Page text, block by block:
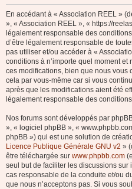
En accédant à « Association REEL »
», « Association REEL », « https://
légalement responsable des
d’être légalement responsable de
pas utiliser et/ou accéder à «
conditions à n’importe quel moment
ces modifications, bien que nous
cela par vous-même car si vous
après que les modifications aient été
légalement responsable des
Nos forums sont développés par
», « logiciel phpBB », «
phpBB ») qui est une solution de
Licence Publique Générale GNU v2 »
être téléchargée sur www.phpbb.com
seul but de faciliter les discussions sur
cas responsable de la conduite et/ou
que nous n’acceptons pas. Si vous